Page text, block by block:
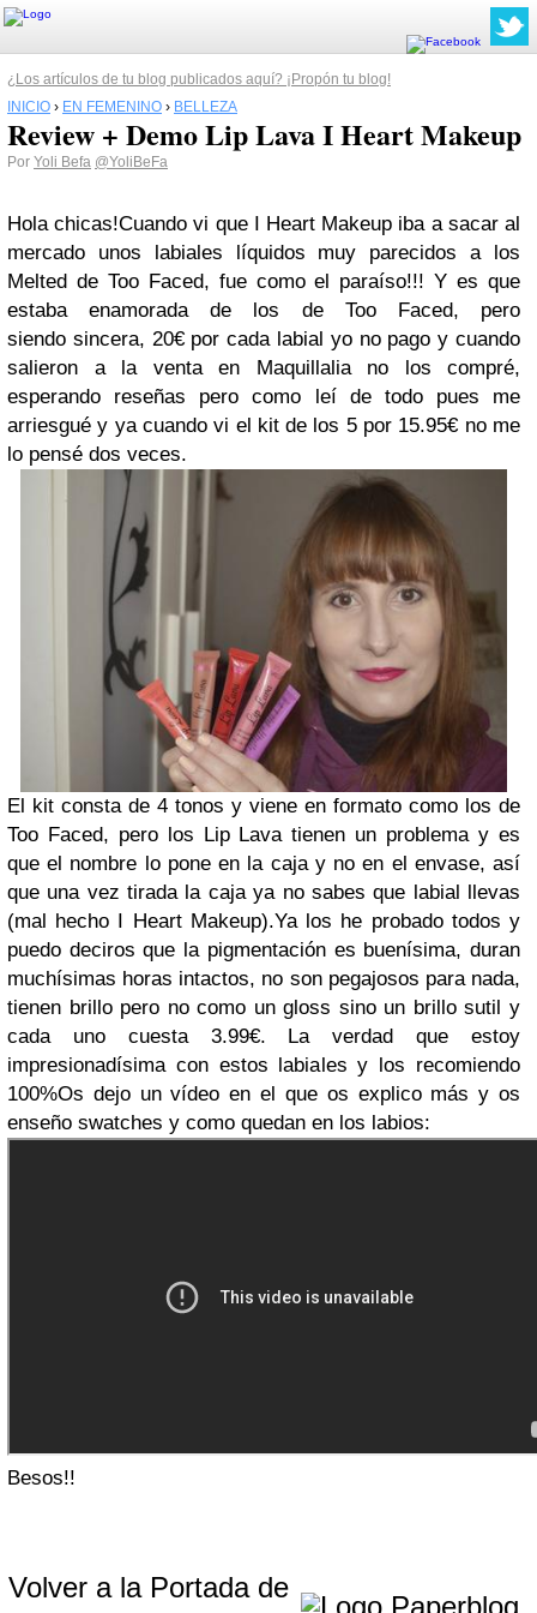
¿Los artículos de tu blog publicados aquí? ¡Propón tu blog!
INICIO › EN FEMENINO › BELLEZA
Review + Demo Lip Lava I Heart Makeup
Por Yoli Befa @YoliBeFa
Hola chicas!Cuando vi que I Heart Makeup iba a sacar al
mercado unos labiales líquidos muy parecidos a los
Melted de Too Faced, fue como el paraíso!!! Y es que
estaba enamorada de los de Too Faced, pero
siendo sincera, 20€ por cada labial yo no pago y cuando
salieron a la venta en Maquillalia no los compré,
esperando reseñas pero como leí de todo pues me
arriesgué y ya cuando vi el kit de los 5 por 15.95€ no me
lo pensé dos veces.
El kit consta de 4 tonos y viene en formato como los de
Too Faced, pero los Lip Lava tienen un problema y es
que el nombre lo pone en la caja y no en el envase, así
que una vez tirada la caja ya no sabes que labial llevas
(mal hecho I Heart Makeup).Ya los he probado todos y
puedo deciros que la pigmentación es buenísima, duran
muchísimas horas intactos, no son pegajosos para nada,
tienen brillo pero no como un gloss sino un brillo sutil y
cada uno cuesta 3.99€. La verdad que estoy
impresionadísima con estos labiales y los recomiendo
100%Os dejo un vídeo en el que os explico más y os
enseño swatches y como quedan en los labios:
Besos!!
Volver a la Portada de